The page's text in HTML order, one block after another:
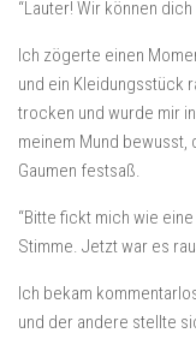
“Lauter! Wir können dich
Ich zögerte einen
und ein Kleidungsstück
trocken und wurde mir
meinem Mund bewusst,
Gaumen festsaß.
“Bitte fickt mich wie
Stimme. Jetzt war es
Ich bekam
und der andere stellte